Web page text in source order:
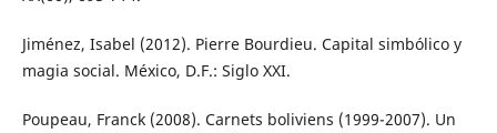
Jiménez, Isabel (2012). Pierre Bourdieu. Capital simbólico y
magia social. México, D.F.: Siglo XXI.
Poupeau, Franck (2008). Carnets boliviens (1999-2007). Un